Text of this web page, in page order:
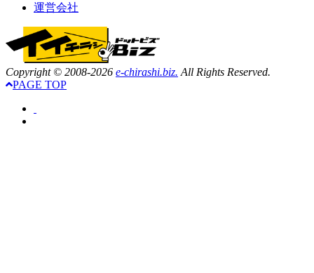
運営会社
Copyright © 2008-2026 e-chirashi.biz. All Rights Reserved.
PAGE TOP